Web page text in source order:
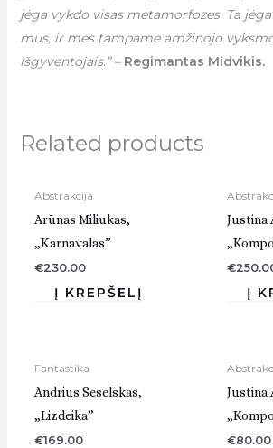
jėga vykdo visas metamorfozes. Ta
mus, ir mes tampame amžinojo
išgyventojais.” – Regimantas Midvikis.
Related products
Abstrakcija
Arūnas Miliukas,
„Karnavalas”
€230.00
Justina
€
Fantastika
Andrius Seselskas,
„Lizdeika”
€169.00
Justina
€80.00